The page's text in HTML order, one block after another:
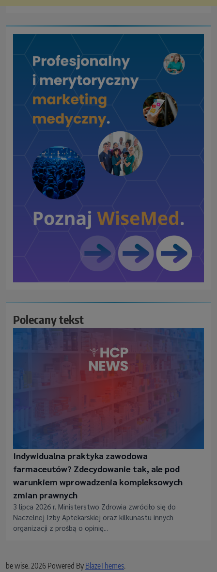
Polecany tekst
Indywidualna praktyka zawodowa
farmaceutów? Zdecydowanie tak, ale pod
warunkiem wprowadzenia kompleksowych
zmian prawnych
3 lipca 2026 r. Ministerstwo Zdrowia zwróciło się do
Naczelnej Izby Aptekarskiej oraz kilkunastu innych
organizacji z prośbą o opinię...
be wise. 2026 Powered By BlazeThemes.